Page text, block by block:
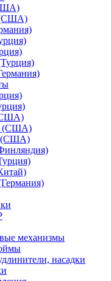
(США)
(США)
(США)
механизмы
насадки